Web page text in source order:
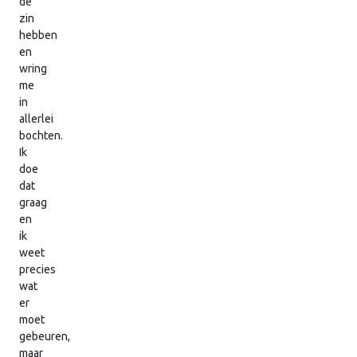
zin
hebben
en
wring
me
in
allerlei
bochten.
Ik
doe
dat
graag
en
ik
weet
precies
wat
er
moet
gebeuren,
maar